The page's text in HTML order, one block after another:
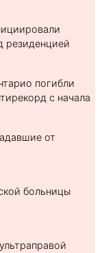
резиденцией
погибли
с начала
от
больницы